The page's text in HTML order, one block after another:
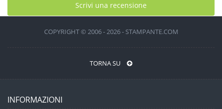
Scrivi una recensione
COPYRIGHT © 2006 - 2026 - STAMPANTE.COM
TORNA SU
INFORMAZIONI